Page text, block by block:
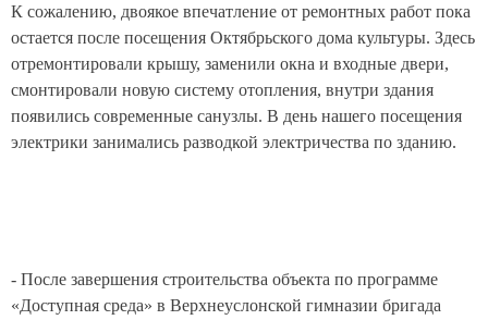
К сожалению, двоякое впечатление от ремонтных работ пока
остается после посещения Октябрьского дома культуры. Здесь
отремонтировали крышу, заменили окна и входные двери,
смонтировали новую систему отопления, внутри здания
появились современные санузлы. В день нашего посещения
электрики занимались разводкой электричества по зданию.
- После завершения строительства объекта по программе
«Доступная среда» в Верхнеуслонской гимназии бригада